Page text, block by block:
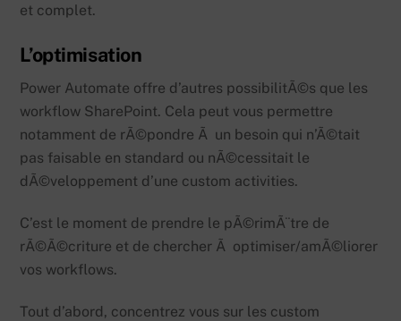
et complet.
L’optimisation
Power Automate offre d’autres possibilitÃ©s que les
workflow SharePoint. Cela peut vous permettre
notamment de rÃ©pondre Ã un besoin qui n’Ã©tait
pas faisable en standard ou nÃ©cessitait le
dÃ©veloppement d’une custom activities.
C’est le moment de prendre le pÃ©rimÃ¨tre de
rÃ©Ã©criture et de chercher Ã optimiser/amÃ©liorer
vos workflows.
Tout d’abord, concentrez vous sur les custom